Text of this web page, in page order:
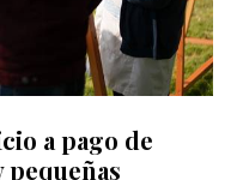
a pago de